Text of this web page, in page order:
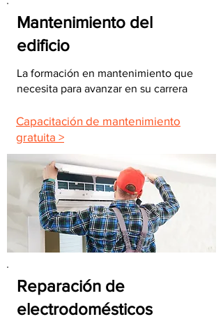
Mantenimiento del
edificio
La formación en mantenimiento que
necesita para avanzar en su carrera
Capacitación de mantenimiento
gratuita >
Reparación de
electrodomésticos